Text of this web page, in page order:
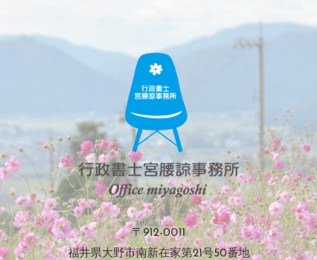
〒912-0011
福井県大野市南新在家第21号50番地